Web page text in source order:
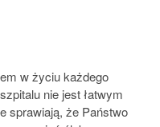
w życiu każdego
nie jest łatwym
sprawiają, że Państwo